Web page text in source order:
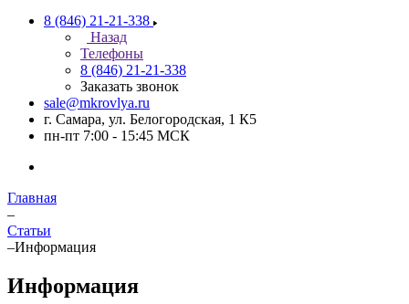
8 (846) 21-21-338
Назад
Телефоны
8 (846) 21-21-338
Заказать звонок
sale@mkrovlya.ru
г. Самара, ул. Белогородская, 1 К5
пн-пт 7:00 - 15:45 МСК
Главная
–
Статьи
–Информация
Информация